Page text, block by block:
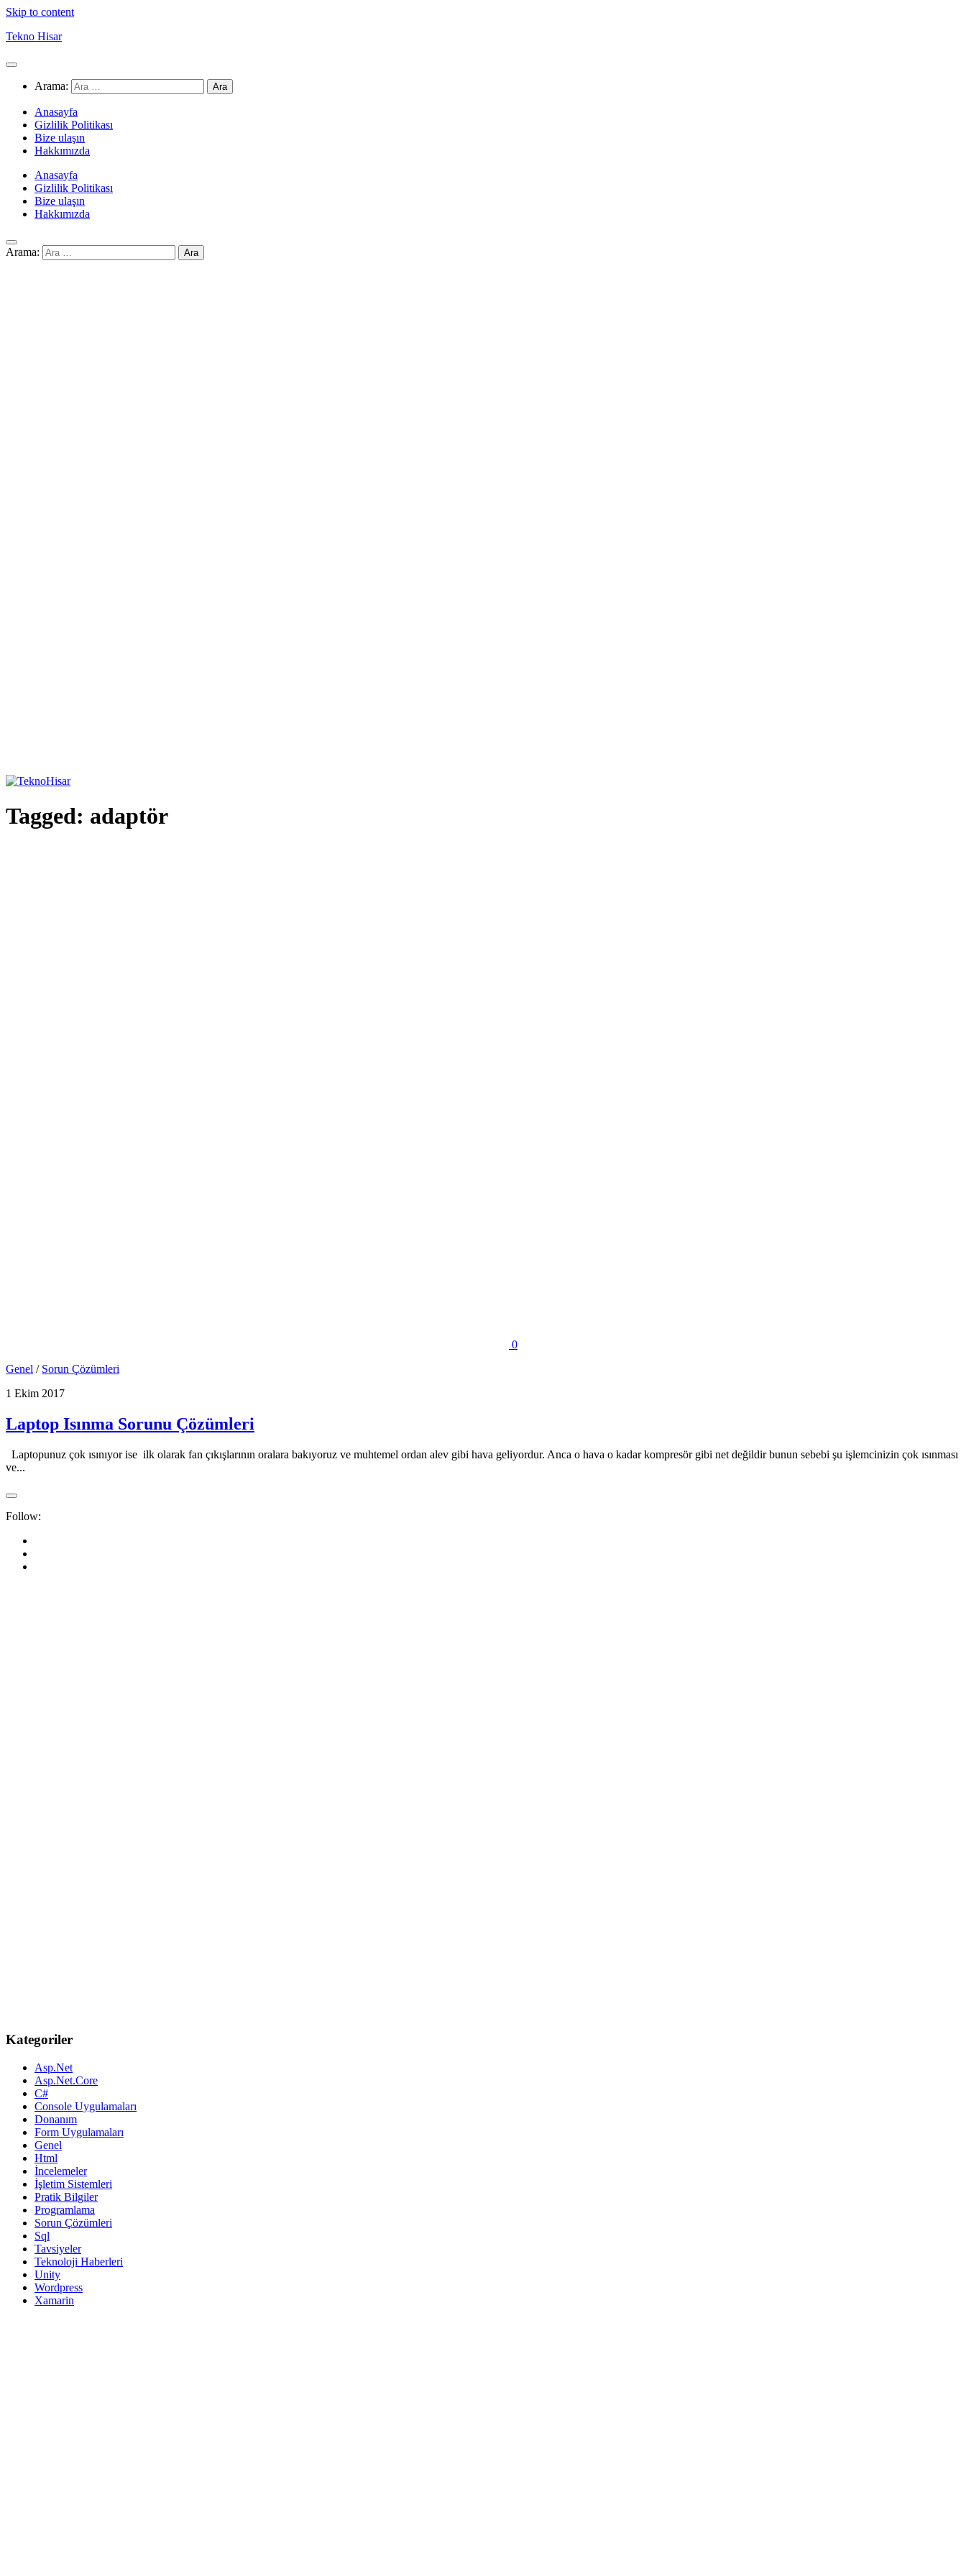
Skip to content
Tekno Hisar
Arama:
Anasayfa
Gizlilik Politikası
Bize ulaşın
Hakkımızda
Anasayfa
Gizlilik Politikası
Bize ulaşın
Hakkımızda
Arama:
Tagged: adaptör
0
Genel / Sorun Çözümleri
1 Ekim 2017
Laptop Isınma Sorunu Çözümleri
Laptopunuz çok ısınıyor ise ilk olarak fan çıkışlarının oralara bakıyoruz ve muhtemel ordan alev gibi hava geliyordur. Anca o hava o kadar kompresör gibi net değildir bunun sebebi şu işlemcinizin çok ısınması
ve...
Follow:
Kategoriler
Asp.Net
Asp.Net.Core
C#
Console Uygulamaları
Donanım
Form Uygulamaları
Genel
Html
İncelemeler
İşletim Sistemleri
Pratik Bilgiler
Programlama
Sorun Çözümleri
Sql
Tavsiyeler
Teknoloji Haberleri
Unity
Wordpress
Xamarin